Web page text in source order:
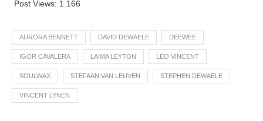
Post Views: 1.166
AURORA BENNETT DAVID DEWAELE DEEWEE
IGOR CAVALERA LAIMA LEYTON LEO VINCENT
SOULWAX STEFAAN VAN LEUVEN STEPHEN DEWAELE
VINCENT LYNEN